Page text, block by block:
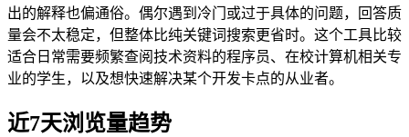
出的解释也偏通俗。偶尔遇到冷门或过于具体的问题，回答质
量会不太稳定，但整体比纯关键词搜索更省时。这个工具比较
适合日常需要频繁查阅技术资料的程序员、在校计算机相关专
业的学生，以及想快速解决某个开发卡点的从业者。
近7天浏览量趋势